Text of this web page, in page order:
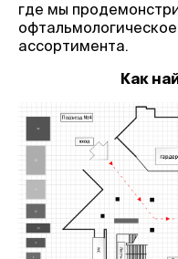
где мы
ассортимента.
Как